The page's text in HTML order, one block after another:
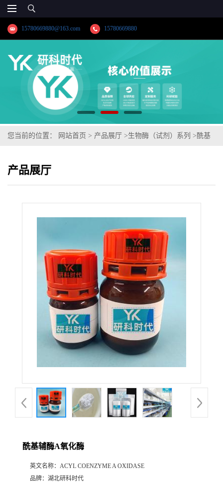
15780669880@163.com 15780669880
您当前的位置： 网站首页 > 产品展厅 >生物酶（试剂）系列 >酰基
产品展厅
酰基辅酶A氧化酶
英文名称： ACYL COENZYME A OXIDASE
品牌： 湖北研科时代